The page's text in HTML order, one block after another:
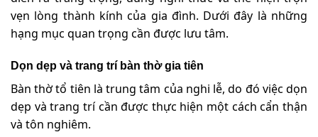
vẹn lòng thành kính của gia đình. Dưới đây là những
hạng mục quan trọng cần được lưu tâm.
Dọn dẹp và trang trí bàn thờ gia tiên
Bàn thờ tổ tiên là trung tâm của nghi lễ, do đó việc dọn
dẹp và trang trí cần được thực hiện một cách cẩn thận
và tôn nghiêm.